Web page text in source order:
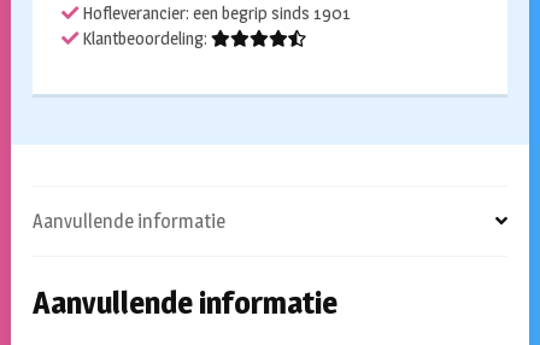
Hofleverancier: een begrip sinds 1901
Klantbeoordeling:
Aanvullende informatie
Aanvullende informatie